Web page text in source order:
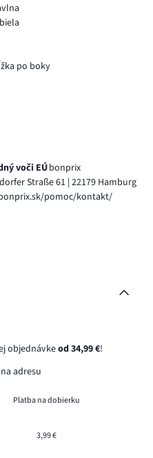
po boky
voči EÚbonprix
Straße 61 | 22179 Hamburg
pomoc/kontakt/
objednávkeod 34,99 €!
adresu
Platba na dobierku
3,99 €